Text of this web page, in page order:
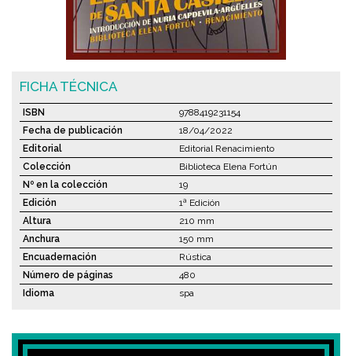
FICHA TÉCNICA
ISBN
9788419231154
Fecha de publicación
18/04/2022
Editorial
Editorial Renacimiento
Colección
Biblioteca Elena Fortún
Nº en la colección
19
Edición
1ª Edición
Altura
210 mm
Anchura
150 mm
Encuadernación
Rústica
Número de páginas
480
Idioma
spa